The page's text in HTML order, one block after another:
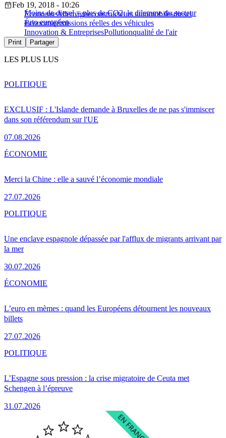
Moins de diesel = plus de CO2: le dilemme du secteur
auto européen
Feb 19, 2018 - 10:26
ÉconomieAllemagneconstructeurs automobilesdiesel
Économieémissions réelles des véhicules
Innovation & EntreprisesPollutionqualité de l'air
Print Partager
LES PLUS LUS
EXCLUSIF : L'Islande demande à Bruxelles de ne pas s'immiscer
dans son référendum sur l'UE
07.08.2026
POLITIQUE
Merci la Chine : elle a sauvé l’économie mondiale
27.07.2026
ÉCONOMIE
Une enclave espagnole dépassée par l'afflux de migrants arrivant par
la mer
30.07.2026
POLITIQUE
L’euro en mèmes : quand les Européens détournent les nouveaux
billets
27.07.2026
ÉCONOMIE
L’Espagne sous pression : la crise migratoire de Ceuta met
Schengen à l’épreuve
31.07.2026
POLITIQUE